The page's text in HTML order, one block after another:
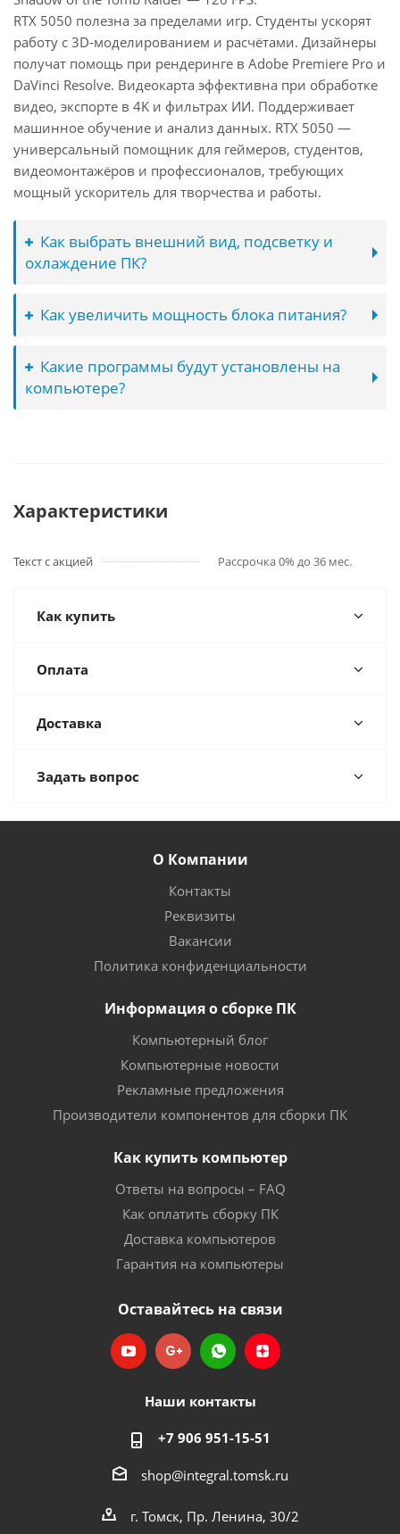
RTX 5050 полезна за пределами игр. Студенты ускорят
работу с 3D-моделированием и расчётами. Дизайнеры
получат помощь при рендеринге в Adobe Premiere Pro и
DaVinci Resolve. Видеокарта эффективна при обработке
видео, экспорте в 4K и фильтрах ИИ. Поддерживает
машинное обучение и анализ данных. RTX 5050 —
универсальный помощник для геймеров, студентов,
видеомонтажёров и профессионалов, требующих
мощный ускоритель для творчества и работы.
Как выбрать внешний вид, подсветку и
охлаждение ПК?
Как увеличить мощность блока питания?
Какие программы будут установлены на
компьютере?
Характеристики
Текст с акцией Рассрочка 0% до 36 мес.
Как купить
Оплата
Доставка
Задать вопрос
О Компании
Контакты
Реквизиты
Вакансии
Политика конфиденциальности
Информация о сборке ПК
Компьютерный блог
Компьютерные новости
Рекламные предложения
Производители компонентов для сборки ПК
Как купить компьютер
Ответы на вопросы – FAQ
Как оплатить сборку ПК
Доставка компьютеров
Гарантия на компьютеры
Оставайтесь на связи
Наши контакты
+7 906 951-15-51
shop@integral.tomsk.ru
г. Томск, Пр. Ленина, 30/2